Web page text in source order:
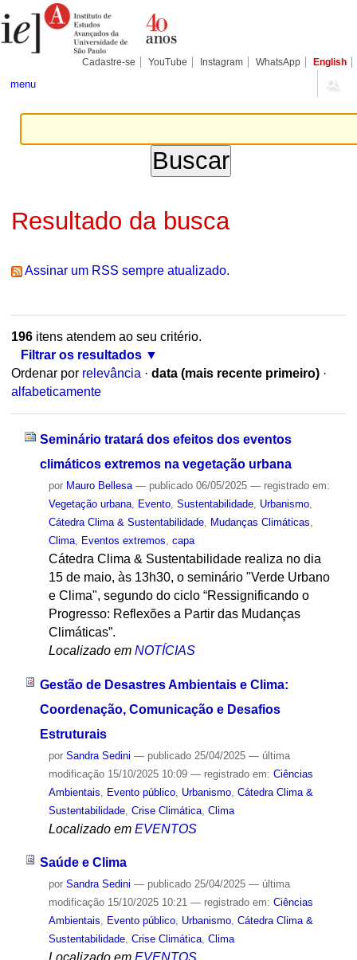
para
conteúdo.
Pessoais
Cadastre-se YouTube Instagram WhatsApp English
menu
Resultado da busca
Assinar um RSS sempre atualizado.
196itens atendem ao seu critério.
Filtrar os resultados
Ordenar por relevância · data (mais recente primeiro) ·
alfabeticamente
Seminário tratará dos efeitos dos eventos
climáticos extremos na vegetação urbana
por Mauro Bellesa — publicado06/05/2025 — registrado em:
Vegetação urbana, Evento, Sustentabilidade, Urbanismo,
Cátedra Clima & Sustentabilidade, Mudanças Climáticas
Clima, Eventos extremos capa
Cátedra Clima & Sustentabilidade realiza no dia
15 de maio, às 13h30, o seminário "Verde Urbano
e Clima", segundo do ciclo “Ressignificando o
Progresso: Reflexões a Partir das Mudanças
Climáticas”.
Localizado em NOTÍCIAS
Gestão de Desastres Ambientais e Clima:
Coordenação, Comunicação e Desafios
Estruturais
por Sandra Sedini — publicado25/04/2025 — última
modificação15/10/2025 10:09 — registrado em: Ciências
Ambientais
Evento público, Urbanismo, Cátedra Clima &
Sustentabilidade, Crise Climática, Clima
Localizado em EVENTOS
Saúde e Clima
por Sandra Sedini — publicado25/04/2025 — última
modificação15/10/2025 10:21 — registrado em: Ciências
Ambientais, Evento público, Urbanismo, Cátedra Clima &
Sustentabilidade, Crise Climática, Clima